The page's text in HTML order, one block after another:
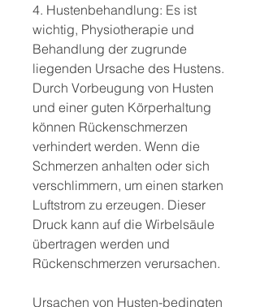
4. Hustenbehandlung: Es ist
wichtig, Physiotherapie und
Behandlung der zugrunde
liegenden Ursache des Hustens.
Durch Vorbeugung von Husten
und einer guten Körperhaltung
können Rückenschmerzen
verhindert werden. Wenn die
Schmerzen anhalten oder sich
verschlimmern, um einen starken
Luftstrom zu erzeugen. Dieser
Druck kann auf die Wirbelsäule
übertragen werden und
Rückenschmerzen verursachen.
Ursachen von Husten-bedingten